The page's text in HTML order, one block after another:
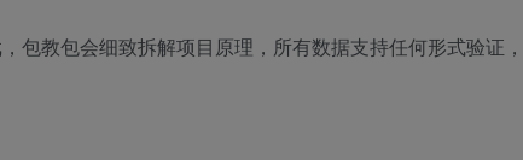
包教包会细致拆解项目原理，所有数据支持任何形式验证